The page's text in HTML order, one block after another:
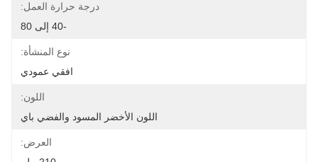
درجة حرارة العمل:
نوع المنشأة:
افقي عمودي
اللون:
اللون الأخضر المسود والفضي باي
العرض: